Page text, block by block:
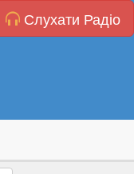
Слухати Радіо